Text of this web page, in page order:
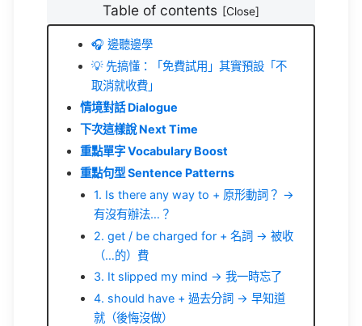
Table of contents
🎧 邊聽邊學
💡 先搞懂：「免費試用」其實預設「不
取消就收費」
情境對話 Dialogue
下次這樣說 Next Time
重點單字 Vocabulary Boost
重點句型 Sentence Patterns
1. Is there any way to + 原形動詞？ →
有沒有辦法…？
2. get / be charged for + 名詞 → 被收
（…的）費
3. It slipped my mind → 我一時忘了
4. should have + 過去分詞 → 早知道
就（後悔沒做）